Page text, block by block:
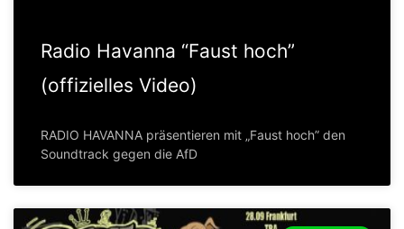
Radio Havanna “Faust hoch”
(offizielles Video)
RADIO HAVANNA präsentieren mit „Faust hoch” den
Soundtrack gegen die AfD